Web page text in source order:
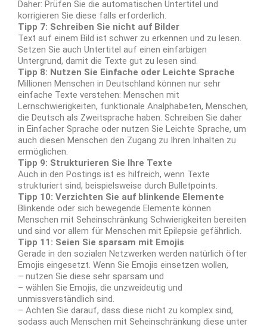
Daher: Prüfen Sie die automatischen Untertitel und
korrigieren Sie diese falls erforderlich.
Tipp 7: Schreiben Sie nicht auf Bilder
Text auf einem Bild ist schwer zu erkennen und zu lesen.
Setzen Sie auch Untertitel auf einen einfarbigen
Untergrund, damit die Texte gut zu lesen sind.
Tipp 8: Nutzen Sie Einfache oder Leichte Sprache
Millionen Menschen in Deutschland können nur sehr
einfache Texte verstehen: Menschen mit
Lernschwierigkeiten, funktionale Analphabeten, Menschen,
die Deutsch als Zweitsprache haben. Schreiben Sie daher
in Einfacher Sprache oder nutzen Sie Leichte Sprache, um
auch diesen Menschen den Zugang zu Ihren Inhalten zu
ermöglichen.
Tipp 9: Strukturieren Sie Ihre Texte
Auch in den Postings ist es hilfreich, wenn Texte
strukturiert sind, beispielsweise durch Bulletpoints.
Tipp 10: Verzichten Sie auf blinkende Elemente
Blinkende oder sich bewegende Elemente können
Menschen mit Seheinschränkung Schwierigkeiten bereiten
und sind vor allem für Menschen mit Epilepsie gefährlich.
Tipp 11: Seien Sie sparsam mit Emojis
Gerade in den sozialen Netzwerken werden natürlich öfter
Emojis eingesetzt. Wenn Sie Emojis einsetzen wollen,
– nutzen Sie diese sehr sparsam und
– wählen Sie Emojis, die unzweideutig und
unmissverständlich sind.
– Achten Sie darauf, dass diese nicht zu komplex sind,
sodass auch Menschen mit Seheinschränkung diese unter